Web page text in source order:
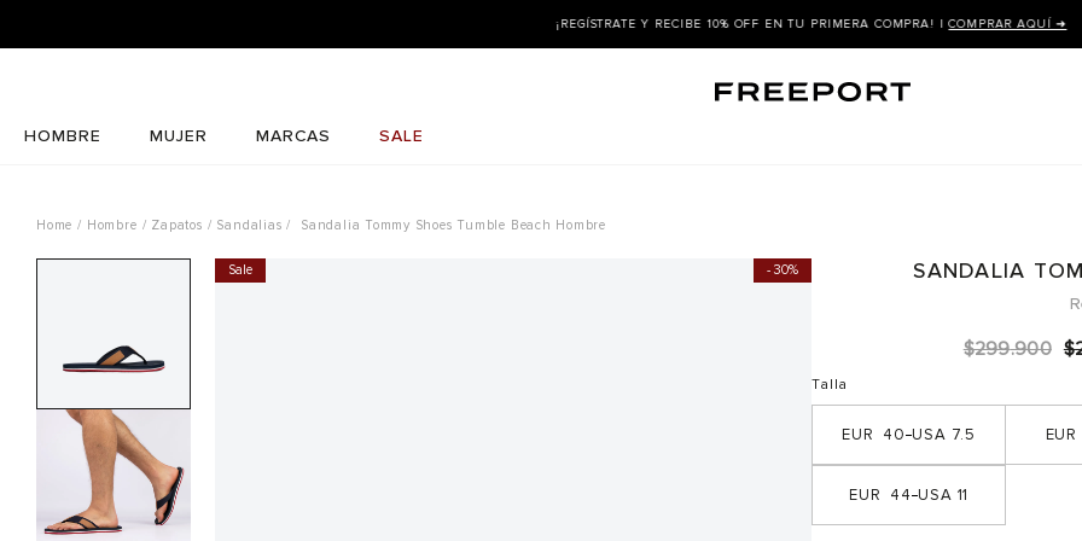
¡REGÍSTRATE Y RECIBE 10% OFF EN TU PRIMERA COMPRA! |COMPRAR AQUÍ ➜
HOMBRE MUJER MARCAS SALE
Hombre Zapatos Sandalias Sandalia Tommy Shoes Tumble Beach Hombre
30%
Sale SANDALIA
$299.900 $
Talla
7.5
40
11
44